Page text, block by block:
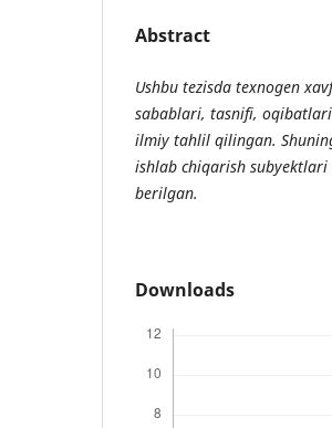
Abstract
Ushbu tezisda texnogen
sabablari, tasnifi,
ilmiy tahlil qilingan.
ishlab chiqarish
berilgan.
Downloads